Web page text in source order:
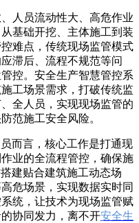
人员流动性大、高危作业
基础开挖、主体施工到装
难点，传统现场监管模式
滞后、流程不规范等问
控。安全生产智慧管控系
工场景需求，打破传统监
全人员，实现现场监管的
范施工安全风险。
而言，核心工作是打通现
业的全流程管控，确保施
建贴合建筑施工动态场
危场景，实现数据实时同
统，让技术为现场监管赋
协同发力，离不开安全生